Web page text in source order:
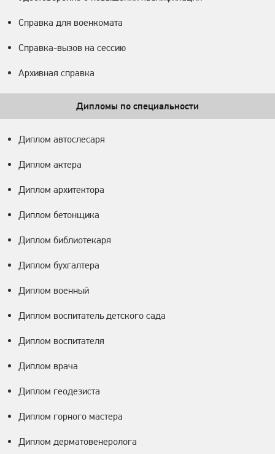
Справка для военкомата
Справка-вызов на сессию
Архивная справка
Дипломы по специальности
Диплом автослесаря
Диплом актера
Диплом архитектора
Диплом бетонщика
Диплом библиотекаря
Диплом бухгалтера
Диплом военный
Диплом воспитатель детского сада
Диплом воспитателя
Диплом врача
Диплом геодезиста
Диплом горного мастера
Диплом дерматовенеролога